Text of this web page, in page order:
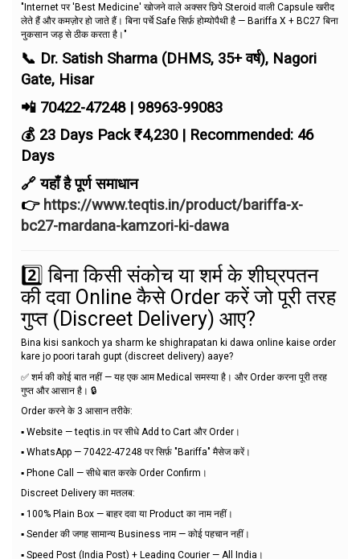
"Internet पर 'Best Medicine' खोजने वाले अक्सर छिपे Steroid वाली Capsule खरीद
लेते हैं और कमज़ोर हो जाते हैं। बिना पर्चे Safe सिर्फ़ होम्योपैथी है — Bariffa X + BC27 बिना
नुकसान जड़ से ठीक करता है।"
📞 Dr. Satish Sharma (DHMS, 35+ वर्ष), Nagori
Gate, Hisar
📲 70422-47248 | 98963-99083
💰 23 Days Pack ₹4,230 | Recommended: 46
Days
🔗 यहाँ है पूर्ण समाधान
👉 https://www.teqtis.in/product/bariffa-x-
bc27-mardana-kamzori-ki-dawa
2️⃣ बिना किसी संकोच या शर्म के शीघ्रपतन
की दवा Online कैसे Order करें जो पूरी तरह
गुप्त (Discreet Delivery) आए?
Bina kisi sankoch ya sharm ke shighrapatan ki dawa online kaise order
kare jo poori tarah gupt (discreet delivery) aaye?
✅ शर्म की कोई बात नहीं — यह एक आम Medical समस्या है। और Order करना पूरी तरह
गुप्त और आसान है। 🔒
Order करने के 3 आसान तरीके:
▪️ Website — teqtis.in पर सीधे Add to Cart और Order।
▪️ WhatsApp — 70422-47248 पर सिर्फ़ "Bariffa" मैसेज करें।
▪️ Phone Call — सीधे बात करके Order Confirm।
Discreet Delivery का मतलब:
▪️ 100% Plain Box — बाहर दवा या Product का नाम नहीं।
▪️ Sender की जगह सामान्य Business नाम — कोई पहचान नहीं।
▪️ Speed Post (India Post) + Leading Courier — All India।